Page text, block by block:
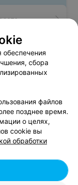
сбора
файлов
позднее время.
о целях,
cookie вы
обработки